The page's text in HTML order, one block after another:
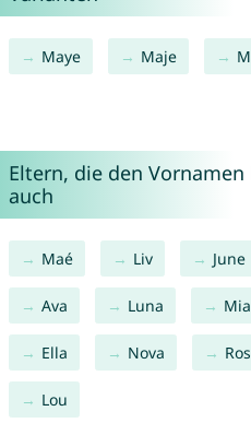
Maye Maje
Eltern, die den
auch
Maé Liv June
Ava Luna Mia
Ella Nova
Lou